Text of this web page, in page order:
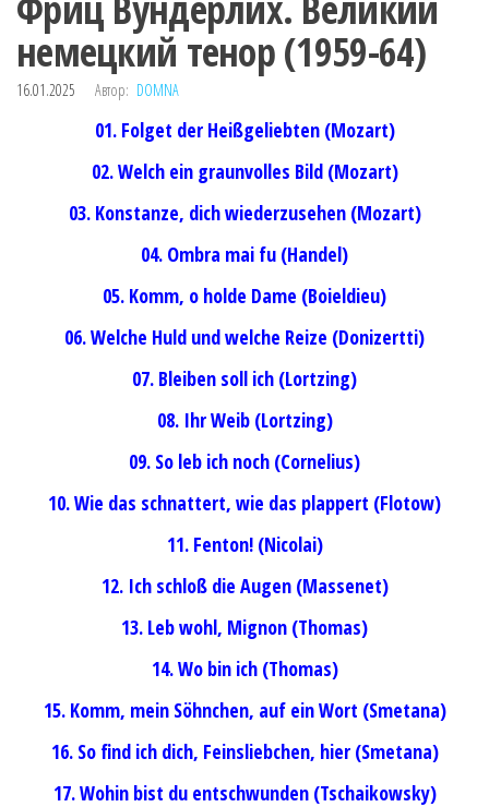
немецкий тенор (1959-64)
16.01.2025 Автор: DOMNA
01. Folget der Heißgeliebten (Mozart)
02. Welch ein graunvolles Bild (Mozart)
03. Konstanze, dich wiederzusehen (Mozart)
04. Ombra mai fu (Handel)
05. Komm, o holde Dame (Boieldieu)
06. Welche Huld und welche Reize (Donizertti)
07. Bleiben soll ich (Lortzing)
08. Ihr Weib (Lortzing)
09. So leb ich noch (Cornelius)
10. Wie das schnattert, wie das plappert (Flotow)
11. Fenton! (Nicolai)
12. Ich schloß die Augen (Massenet)
13. Leb wohl, Mignon (Thomas)
14. Wo bin ich (Thomas)
15. Komm, mein Söhnchen, auf ein Wort (Smetana)
16. So find ich dich, Feinsliebchen, hier (Smetana)
17. Wohin bist du entschwunden (Tschaikowsky)